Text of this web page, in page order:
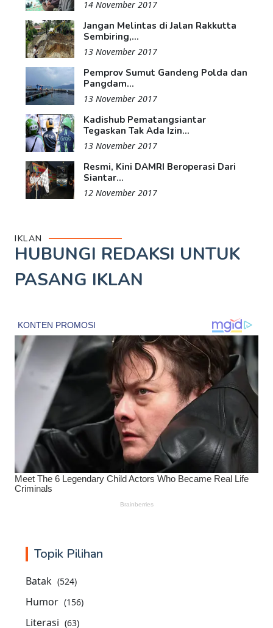
14 November 2017
Jangan Melintas di Jalan Rakkutta
Sembiring,...
13 November 2017
Pemprov Sumut Gandeng Polda dan
Pangdam...
13 November 2017
Kadishub Pematangsiantar
Tegaskan Tak Ada Izin...
13 November 2017
Resmi, Kini DAMRI Beroperasi Dari
Siantar...
12 November 2017
IKLAN
HUBUNGI REDAKSI UNTUK
PASANG IKLAN
Topik Pilihan
Batak (524)
Humor (156)
Literasi (63)